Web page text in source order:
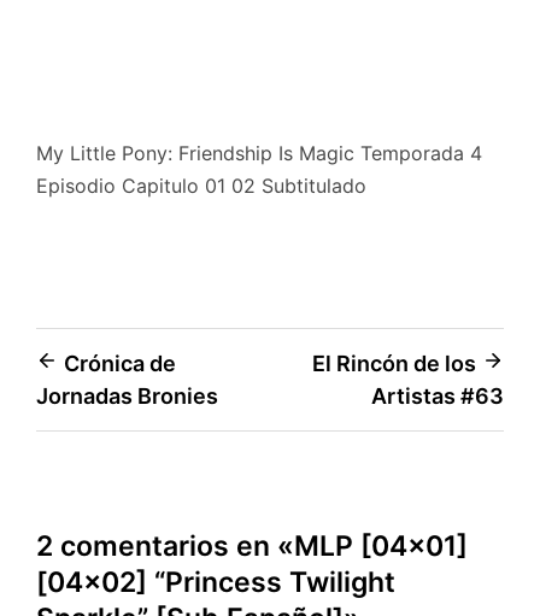
My Little Pony: Friendship Is Magic Temporada 4
Episodio Capitulo 01 02 Subtitulado
Navegación
de
Crónica de
Jornadas Bronies
El Rincón de los
Artistas #63
2 comentarios en «MLP [04×01]
[04×02] “Princess Twilight